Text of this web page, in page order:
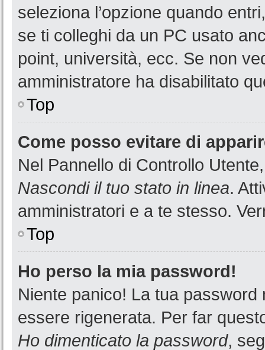
seleziona l’opzione quando
se ti colleghi da un PC usato
point, università, ecc. Se non
amministratore ha disabilitato
Top
Come posso evitare di
Nel Pannello di Controllo
Nascondi il tuo stato in linea.
amministratori e a te stesso.
Top
Ho perso la mia password!
Niente panico! La tua
essere rigenerata. Per far
Ho dimenticato la password,